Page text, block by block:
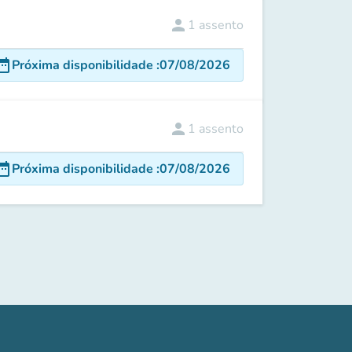
person 1 assento
Próxima disponibilidade :07/08/2026
person 1 assento
Próxima disponibilidade :07/08/2026